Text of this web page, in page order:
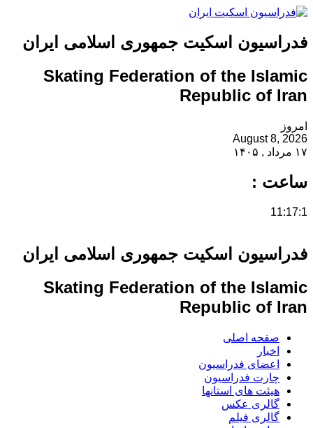
اسکیت جمهوری اسلامی ایران
Skating Federation of the
Republic of
August 8,
, ۱۴۰۵
:
اسکیت جمهوری اسلامی ایران
Skating Federation of the
Republic of
صفحه اصلی
اخبار
اعضای فدراسیون
چارت فدراسیون
هیئت های استانها
گالری عکس
گالری فیلم